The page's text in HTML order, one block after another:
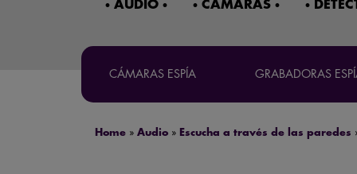
AUDIO CÁMARAS
CÁMARAS ESPÍA GRABADORAS
Home »Audio » Escucha a través de las paredes